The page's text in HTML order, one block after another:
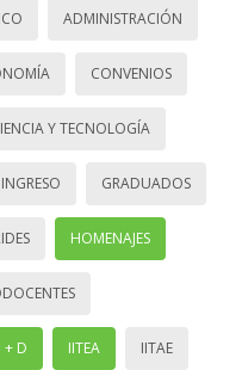
ADMINISTRACIÓN
CONVENIOS
Y TECNOLOGÍA
INGRESO GRADUADOS
HOMENAJES
I + D IITEA IITAE